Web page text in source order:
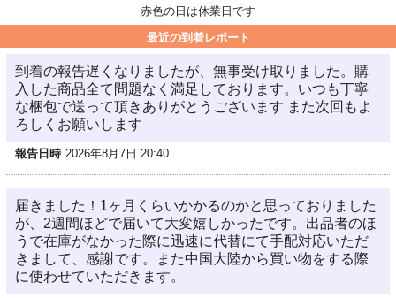
赤色の日は休業日です
最近の到着レポート
到着の報告遅くなりましたが、無事受け取りました。購
入した商品全て問題なく満足しております。いつも丁寧
な梱包で送って頂きありがとうございます また次回もよ
ろしくお願いします
報告日時 2026年8月7日 20:40
届きました！1ヶ月くらいかかるのかと思っておりました
が、2週間ほどで届いて大変嬉しかったです。出品者のほ
うで在庫がなかった際に迅速に代替にて手配対応いただ
きまして、感謝です。また中国大陸から買い物をする際
に使わせていただきます。